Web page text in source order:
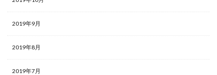
2019年9月
2019年8月
2019年7月